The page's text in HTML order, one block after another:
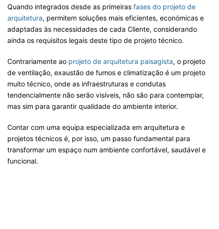
Quando integrados desde as primeiras fases do projeto de
arquitetura, permitem soluções mais eficientes, económicas e
adaptadas às necessidades de cada Cliente, considerando
ainda os requisitos legais deste tipo de projeto técnico.
Contrariamente ao projeto de arquitetura paisagista, o projeto
de ventilação, exaustão de fumos e climatização é um projeto
muito técnico, onde as infraestruturas e condutas
tendencialmente não serão visíveis, não são para contemplar,
mas sim para garantir qualidade do ambiente interior.
Contar com uma equipa especializada em arquitetura e
projetos técnicos é, por isso, um passo fundamental para
transformar um espaço num ambiente confortável, saudável e
funcional.